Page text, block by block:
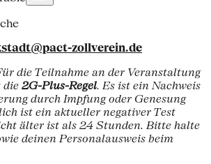
zollverein.de
die Teilnahme an der Veranstaltung
die 2G-Plus-Regel. Es ist ein Nachweis
durch Impfung oder Genesung
ist ein aktueller negativer Test
älter ist als 24 Stunden. Bitte halte
deinen Personalausweis beim